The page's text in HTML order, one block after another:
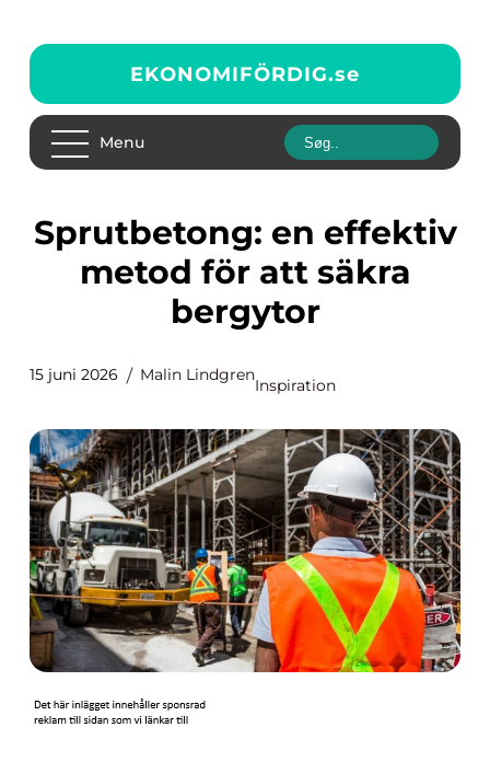
EKONOMIFÖRDIG.se
Menu
Sprutbetong: en effektiv
metod för att säkra
bergytor
15 juni 2026 Malin Lindgren
Inspiration